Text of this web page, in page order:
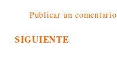
Publicar un comentario
SIGUIENTE